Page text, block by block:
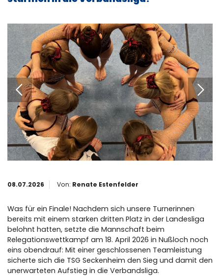
08.07.2026 Von: Renate Estenfelder
Was für ein Finale! Nachdem sich unsere Turnerinnen
bereits mit einem starken dritten Platz in der Landesliga
belohnt hatten, setzte die Mannschaft beim
Relegationswettkampf am 18. April 2026 in Nußloch noch
eins obendrauf: Mit einer geschlossenen Teamleistung
sicherte sich die TSG Seckenheim den Sieg und damit den
unerwarteten Aufstieg in die Verbandsliga.